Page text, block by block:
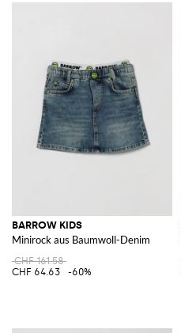
BARROW KIDS
Minirock aus Baumwoll-Denim
CHF 161.58
CHF 64.63
-60%